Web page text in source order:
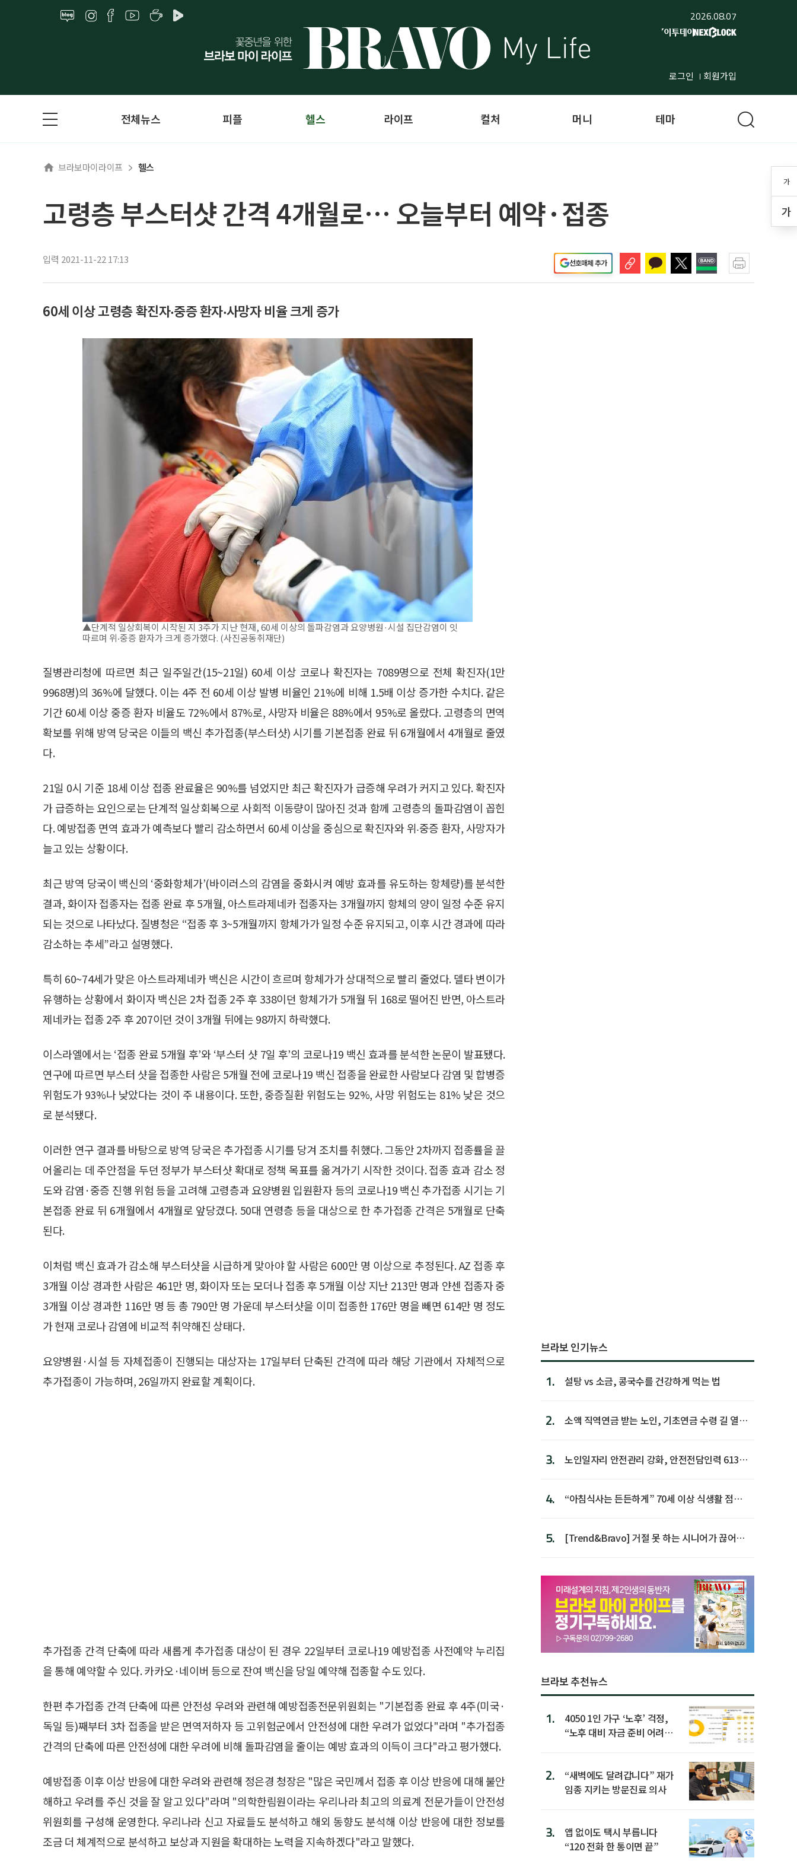
2026.08.07
로그인 회원가입
가
가
전체뉴스 피플 헬스 라이프 컬처 머니 테마
브라보마이라이프 헬스
고령층 부스터샷 간격 4개월로… 오늘부터 예약·접종
입력 2021-11-22 17:13 선호매체 추가
60세 이상 고령층 확진자‧중증 환자‧사망자 비율 크게 증가
▲단계적 일상회복이 시작된 지 3주가 지난 현재, 60세 이상의 돌파감염과 요양병원·시설 집단감염이 잇
따르며 위‧중증 환자가 크게 증가했다. (사진공동취재단)
질병관리청에 따르면 최근 일주일간(15~21일) 60세 이상 코로나 확진자는 7089명으로 전체 확진자(1만
9968명)의 36%에 달했다. 이는 4주 전 60세 이상 발병 비율인 21%에 비해 1.5배 이상 증가한 수치다. 같은
기간 60세 이상 중증 환자 비율도 72%에서 87%로, 사망자 비율은 88%에서 95%로 올랐다. 고령층의 면역
확보를 위해 방역 당국은 이들의 백신 추가접종(부스터샷) 시기를 기본접종 완료 뒤 6개월에서 4개월로 줄였
다.
21일 0시 기준 18세 이상 접종 완료율은 90%를 넘었지만 최근 확진자가 급증해 우려가 커지고 있다. 확진자
가 급증하는 요인으로는 단계적 일상회복으로 사회적 이동량이 많아진 것과 함께 고령층의 돌파감염이 꼽힌
다. 예방접종 면역 효과가 예측보다 빨리 감소하면서 60세 이상을 중심으로 확진자와 위‧중증 환자, 사망자가
늘고 있는 상황이다.
최근 방역 당국이 백신의 ‘중화항체가’(바이러스의 감염을 중화시켜 예방 효과를 유도하는 항체량)를 분석한
결과, 화이자 접종자는 접종 완료 후 5개월, 아스트라제네카 접종자는 3개월까지 항체의 양이 일정 수준 유지
되는 것으로 나타났다. 질병청은 “접종 후 3~5개월까지 항체가가 일정 수준 유지되고, 이후 시간 경과에 따라
감소하는 추세”라고 설명했다.
특히 60~74세가 맞은 아스트라제네카 백신은 시간이 흐르며 항체가가 상대적으로 빨리 줄었다. 델타 변이가
유행하는 상황에서 화이자 백신은 2차 접종 2주 후 338이던 항체가가 5개월 뒤 168로 떨어진 반면, 아스트라
제네카는 접종 2주 후 207이던 것이 3개월 뒤에는 98까지 하락했다.
이스라엘에서는 ‘접종 완료 5개월 후’와 ‘부스터 샷 7일 후’의 코로나19 백신 효과를 분석한 논문이 발표됐다.
연구에 따르면 부스터 샷을 접종한 사람은 5개월 전에 코로나19 백신 접종을 완료한 사람보다 감염 및 합병증
위험도가 93%나 낮았다는 것이 주 내용이다. 또한, 중증질환 위험도는 92%, 사망 위험도는 81% 낮은 것으
로 분석됐다.
이러한 연구 결과를 바탕으로 방역 당국은 추가접종 시기를 당겨 조치를 취했다. 그동안 2차까지 접종률을 끌
어올리는 데 주안점을 두던 정부가 부스터샷 확대로 정책 목표를 옮겨가기 시작한 것이다. 접종 효과 감소 정
도와 감염·중증 진행 위험 등을 고려해 고령층과 요양병원 입원환자 등의 코로나19 백신 추가접종 시기는 기
본접종 완료 뒤 6개월에서 4개월로 앞당겼다. 50대 연령층 등을 대상으로 한 추가접종 간격은 5개월로 단축
된다.
이처럼 백신 효과가 감소해 부스터샷을 시급하게 맞아야 할 사람은 600만 명 이상으로 추정된다. AZ 접종 후
3개월 이상 경과한 사람은 461만 명, 화이자 또는 모더나 접종 후 5개월 이상 지난 213만 명과 얀센 접종자 중
3개월 이상 경과한 116만 명 등 총 790만 명 가운데 부스터샷을 이미 접종한 176만 명을 빼면 614만 명 정도
가 현재 코로나 감염에 비교적 취약해진 상태다.
요양병원·시설 등 자체접종이 진행되는 대상자는 17일부터 단축된 간격에 따라 해당 기관에서 자체적으로
추가접종이 가능하며, 26일까지 완료할 계획이다.
추가접종 간격 단축에 따라 새롭게 추가접종 대상이 된 경우 22일부터 코로나19 예방접종 사전예약 누리집
을 통해 예약할 수 있다. 카카오·네이버 등으로 잔여 백신을 당일 예약해 접종할 수도 있다.
한편 추가접종 간격 단축에 따른 안전성 우려와 관련해 예방접종전문위원회는 "기본접종 완료 후 4주(미국·
독일 등)째부터 3차 접종을 받은 면역저하자 등 고위험군에서 안전성에 대한 우려가 없었다"라며 "추가접종
간격의 단축에 따른 안전성에 대한 우려에 비해 돌파감염을 줄이는 예방 효과의 이득이 크다"라고 평가했다.
예방접종 이후 이상 반응에 대한 우려와 관련해 정은경 청장은 "많은 국민께서 접종 후 이상 반응에 대해 불안
해하고 우려를 주신 것을 잘 알고 있다"라며 "의학한림원이라는 우리나라 최고의 의료계 전문가들이 안전성
위원회를 구성해 운영한다. 우리나라 신고 자료들도 분석하고 해외 동향도 분석해 이상 반응에 대한 정보를
조금 더 체계적으로 분석하고 보상과 지원을 확대하는 노력을 지속하겠다"라고 말했다.
브라보 인기뉴스
1. 설탕 vs 소금, 콩국수를 건강하게 먹는 법
2.
소액 직역연금 받는 노인, 기초연금 수령 길 열린
3.
노인일자리 안전관리 강화, 안전전담인력 613명
4.
“아침식사는 든든하게” 70세 이상 식생활 점수
5.
[Trend&Bravo] 거절 못 하는 시니어가 끊어야
브라보 추천뉴스
1.
4050 1인 가구 ‘노후’ 걱정,
“노후 대비 자금 준비 어려
2.
“새벽에도 달려갑니다” 재가
임종 지키는 방문진료 의사
3.
앱 없이도 택시 부릅니다
“120 전화 한 통이면 끝”